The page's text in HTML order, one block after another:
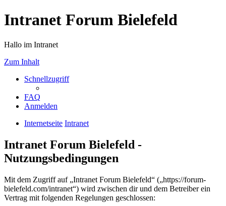
Intranet Forum Bielefeld
Hallo im Intranet
Zum Inhalt
Schnellzugriff
FAQ
Anmelden
Internetseite Intranet
Intranet Forum Bielefeld -
Nutzungsbedingungen
Mit dem Zugriff auf „Intranet Forum Bielefeld“ („https://forum-
bielefeld.com/intranet“) wird zwischen dir und dem Betreiber ein
Vertrag mit folgenden Regelungen geschlossen: